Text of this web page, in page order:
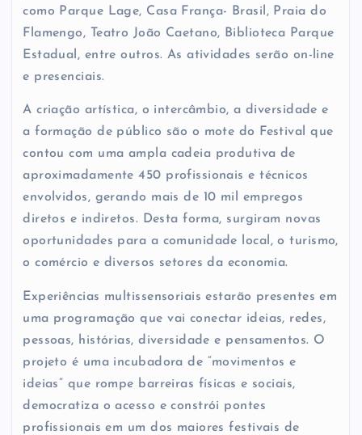
como Parque Lage, Casa França- Brasil, Praia do
Flamengo, Teatro João Caetano, Biblioteca Parque
Estadual, entre outros. As atividades serão on-line
e presenciais.
A criação artística, o intercâmbio, a diversidade e
a formação de público são o mote do Festival que
contou com uma ampla cadeia produtiva de
aproximadamente 450 profissionais e técnicos
envolvidos, gerando mais de 10 mil empregos
diretos e indiretos. Desta forma, surgiram novas
oportunidades para a comunidade local, o turismo,
o comércio e diversos setores da economia.
Experiências multissensoriais estarão presentes em
uma programação que vai conectar ideias, redes,
pessoas, histórias, diversidade e pensamentos. O
projeto é uma incubadora de “movimentos e
ideias” que rompe barreiras físicas e sociais,
democratiza o acesso e constrói pontes
profissionais em um dos maiores festivais de